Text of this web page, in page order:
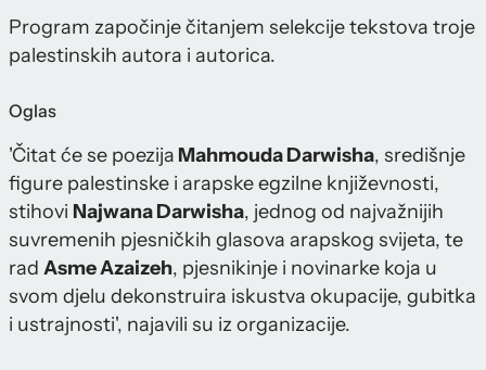
Program započinje čitanjem selekcije tekstova troje
palestinskih autora i autorica.
Oglas
'Čitat će se poezija Mahmouda Darwisha, središnje
figure palestinske i arapske egzilne književnosti,
stihovi Najwana Darwisha, jednog od najvažnijih
suvremenih pjesničkih glasova arapskog svijeta, te
rad Asme Azaizeh, pjesnikinje i novinarke koja u
svom djelu dekonstruira iskustva okupacije, gubitka
i ustrajnosti', najavili su iz organizacije.